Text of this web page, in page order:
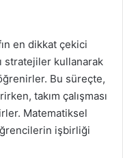
en dikkat çekici
stratejiler kullanarak
Bu süreçte,
takım çalışması
Matematiksel
işbirliği